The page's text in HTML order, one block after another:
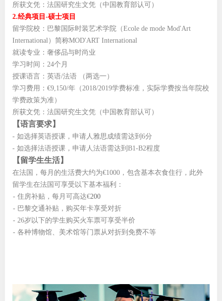
所获文凭：法国研究生文凭（中国教育部认可）
2.经典项目 -硕士项目
留学院校：巴黎国际时装艺术学院（Ecole de mode Mod'Art
International）简称MOD'ART International
就读专业：奢侈品与时尚业
学习时间：24个月
授课语言：英语/法语 （两选一）
学习费用：€9,150/年（2018/2019学费标准，实际学费按当年院校
学费政策为准）
所获文凭：法国研究生文凭（中国教育部认可）
【语言要求】
- 如选择英语授课，申请人雅思成绩需达到6分
- 如选择法语授课，申请人法语需达到B1-B2程度
【留学生生活】
在法国，每月的生活费大约为€1000 ，包含基本衣食住行，此外
留学生在法国可享受以下基本福利：
- 住房补贴，每月可高达€200
- 巴黎交通补贴，购买年卡享受对折
- 26岁以下的学生购买火车票可享受半价
- 各种博物馆、美术馆等门票从对折到免费不等